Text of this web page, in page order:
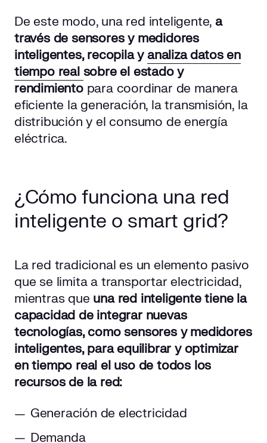
De este modo, una red inteligente, a
través de sensores y medidores
inteligentes, recopila yanaliza datos en
tiempo real sobre el estado y
rendimiento para coordinar de manera
eficiente la generación, la transmisión, la
distribución y el consumo de energía
eléctrica.
¿Cómo funciona una red
inteligente o smart grid?
La red tradicional es un elemento pasivo
que se limita a transportar electricidad,
mientras que una red inteligente tiene la
capacidad de integrar nuevas
tecnologías, como sensores y medidores
inteligentes, para equilibrar y optimizar
en tiempo real el uso de todos los
recursos de la red:
Generación de electricidad
Demanda